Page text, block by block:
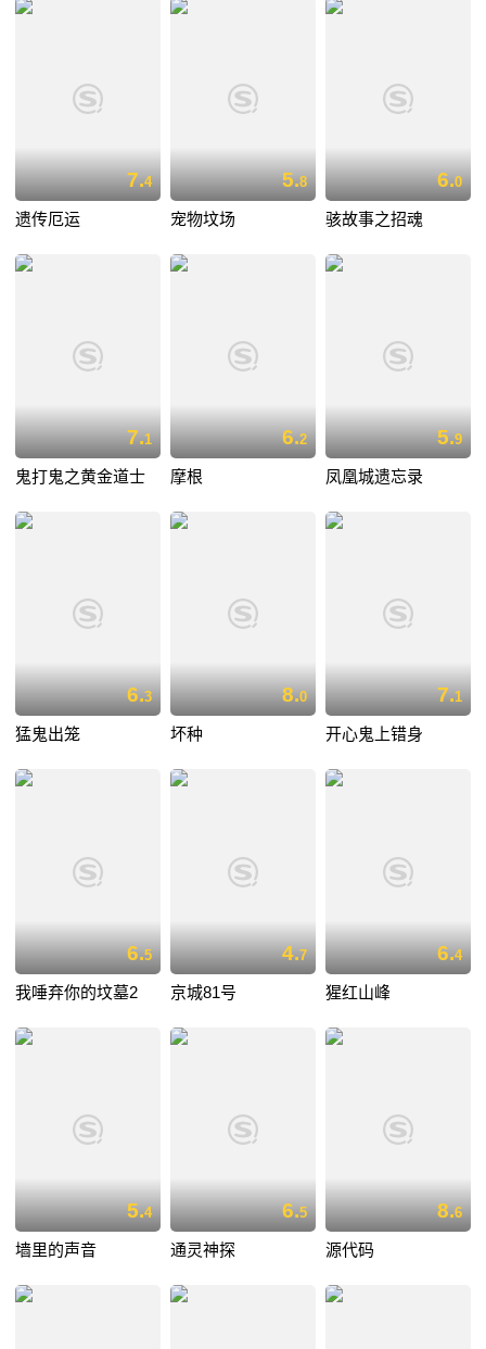
7.4
遗传厄运
5.8
宠物坟场
6.0
骇故事之招魂
7.1
鬼打鬼之黄金道士
6.2
摩根
5.9
凤凰城遗忘录
6.3
猛鬼出笼
8.0
坏种
7.1
开心鬼上错身
6.5
我唾弃你的坟墓2
4.7
京城81号
6.4
猩红山峰
5.4
墙里的声音
6.5
通灵神探
8.6
源代码